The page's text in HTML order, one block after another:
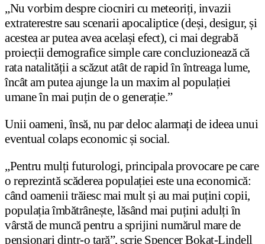
„Nu vorbim despre ciocniri cu meteoriți, invazii
extraterestre sau scenarii apocaliptice (deși, desigur, și
acestea ar putea avea același efect), ci mai degrabă
proiecții demografice simple care concluzionează că
rata natalității a scăzut atât de rapid în întreaga lume,
încât am putea ajunge la un maxim al populației
umane în mai puțin de o generație.”
Unii oameni, însă, nu par deloc alarmați de ideea unui
eventual colaps economic și social.
„Pentru mulți futurologi, principala provocare pe care
o reprezintă scăderea populației este una economică:
când oamenii trăiesc mai mult și au mai puțini copii,
populația îmbătrânește, lăsând mai puțini adulți în
vârstă de muncă pentru a sprijini numărul mare de
pensionari dintr-o țară”, scrie Spencer Bokat-Lindell